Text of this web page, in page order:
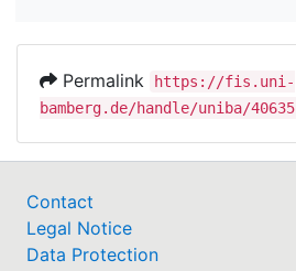
Permalink
https://fis.uni-
bamberg.de/handle/uniba/40635
Contact
Legal Notice
Data Protection